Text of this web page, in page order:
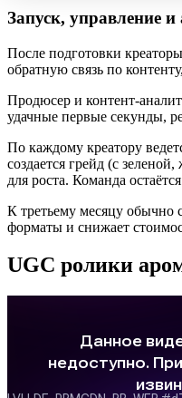
Запуск, управление
После подготовки
обратную связь по
Продюсер и контент-
удачные первые секунды,
По каждому креатору
создается грейд (с
для роста. Команда
К третьему месяцу обычно
форматы и снижает
UGC ролики